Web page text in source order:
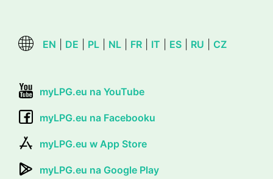
EN DE PL NL FR IT ES RU CZ
myLPG.eu na YouTube
myLPG.eu na Facebooku
myLPG.eu w App Store
myLPG.eu na Google Play